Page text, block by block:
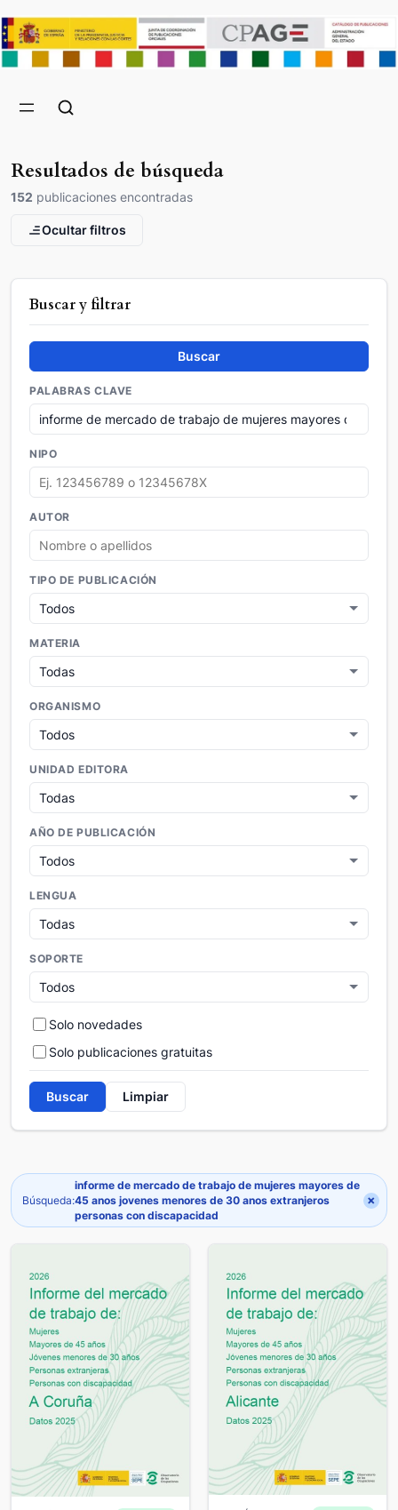
Resultados de búsqueda
152 publicaciones encontradas
Ocultar filtros
Buscar y filtrar
Buscar
PALABRAS CLAVE
NIPO
AUTOR
TIPO DE PUBLICACIÓN
MATERIA
ORGANISMO
UNIDAD EDITORA
AÑO DE PUBLICACIÓN
LENGUA
SOPORTE
Solo novedades
Solo publicaciones gratuitas
Buscar Limpiar
Búsqueda:
informe de mercado de trabajo de mujeres mayores de
45 anos jovenes menores de 30 anos extranjeros
personas con discapacidad
×